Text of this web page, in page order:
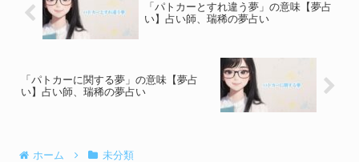
「パトカーとすれ違う夢」の意味【夢占
い】占い師、瑞稀の夢占い
「パトカーに関する夢」の意味【夢占
い】占い師、瑞稀の夢占い
ホーム 未分類